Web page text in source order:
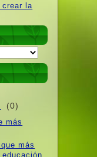
la
(0)
más